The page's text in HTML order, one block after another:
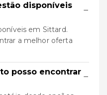
disponíveis
−
em Sittard.
a melhor oferta
posso encontrar −